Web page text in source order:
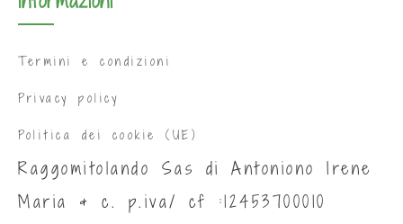
Termini e condizioni
Privacy policy
Politica dei cookie (UE)
Raggomitolando Sas di Antoniono Irene
Maria & c. p.iva/ cf :12453700010